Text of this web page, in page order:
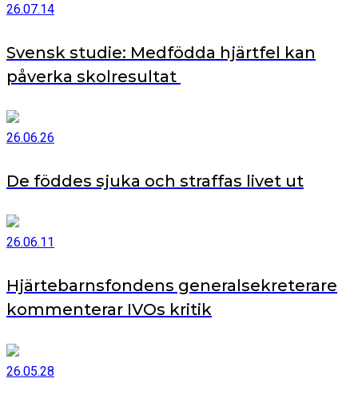
26.07.14
Svensk studie: Medfödda hjärtfel kan
påverka skolresultat
26.06.26
De föddes sjuka och straffas livet ut
26.06.11
Hjärtebarnsfondens generalsekreterare
kommenterar IVOs kritik
26.05.28